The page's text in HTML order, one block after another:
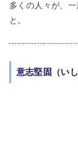
多くの人々が、
と。
意志堅固（いし